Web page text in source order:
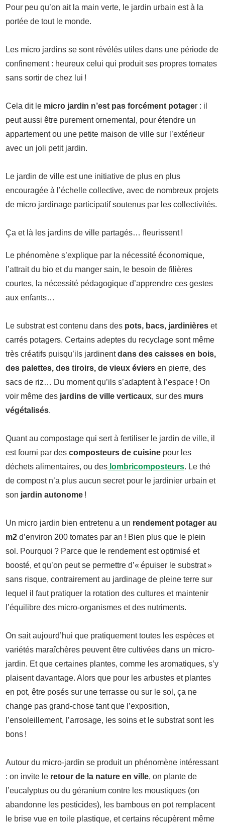
Pour peu qu’on ait la main verte, le jardin urbain est à la
portée de tout le monde.
Les micro jardins se sont révélés utiles dans une période de
confinement : heureux celui qui produit ses propres tomates
sans sortir de chez lui !
Cela dit le micro jardin n’est pas forcément potager : il
peut aussi être purement ornemental, pour étendre un
appartement ou une petite maison de ville sur l’extérieur
avec un joli petit jardin.
Le jardin de ville est une initiative de plus en plus
encouragée à l’échelle collective, avec de nombreux projets
de micro jardinage participatif soutenus par les collectivités.
Ça et là les jardins de ville partagés… fleurissent !
Le phénomène s’explique par la nécessité économique,
l’attrait du bio et du manger sain, le besoin de filières
courtes, la nécessité pédagogique d’apprendre ces gestes
aux enfants…
Le substrat est contenu dans des pots, bacs, jardinières et
carrés potagers. Certains adeptes du recyclage sont même
très créatifs puisqu’ils jardinentdans des caisses en bois,
des palettes, des tiroirs, de vieux éviers en pierre, des
sacs de riz… Du moment qu’ils s’adaptent à l’espace ! On
voir même des jardins de ville verticaux, sur des murs
végétalisés.
Quant au compostage qui sert à fertiliser le jardin de ville, il
est fourni par des composteurs de cuisine pour les
déchets alimentaires, ou des lombricomposteurs. Le thé
de compost n’a plus aucun secret pour le jardinier urbain et
son jardin autonome !
Un micro jardin bien entretenu a un rendement potager au
m2 d’environ 200 tomates par an ! Bien plus que le plein
sol. Pourquoi ? Parce que le rendement est optimisé et
boosté, et qu’on peut se permettre d’« épuiser le substrat »
sans risque, contrairement au jardinage de pleine terre sur
lequel il faut pratiquer la rotation des cultures et maintenir
l’équilibre des micro-organismes et des nutriments.
On sait aujourd’hui que pratiquement toutes les espèces et
variétés maraîchères peuvent être cultivées dans un micro-
jardin. Et que certaines plantes, comme les aromatiques, s’y
plaisent davantage. Alors que pour les arbustes et plantes
en pot, être posés sur une terrasse ou sur le sol, ça ne
change pas grand-chose tant que l’exposition,
l’ensoleillement, l’arrosage, les soins et le substrat sont les
bons !
Autour du micro-jardin se produit un phénomène intéressant
: on invite le retour de la nature en ville, on plante de
l’eucalyptus ou du géranium contre les moustiques (on
abandonne les pesticides), les bambous en pot remplacent
le brise vue en toile plastique, et certains récupèrent même